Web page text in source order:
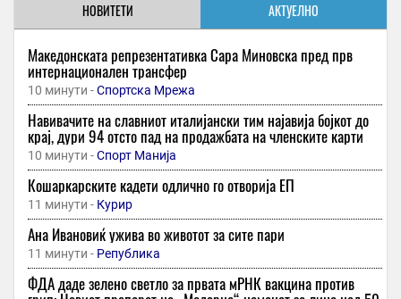
НОВИТЕТИ АКТУЕЛНО
Македонската репрезентативка Сара Миновска пред прв
интернационален трансфер
10 минути -Спортска Мрежа
Навивачите на славниот италијански тим најавија бојкот до
крај, дури 94 отсто пад на продажбата на членските карти
10 минути -Спорт Манија
Кошаркарските кадети одлично го отворија ЕП
11 минути - Курир
Aна Ивановиќ ужива во животот за сите пари
11 минути - Република
ФДА даде зелено светло за првата мРНК вакцина против